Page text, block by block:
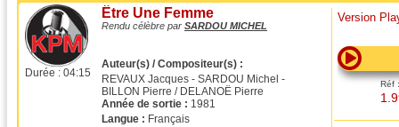
Durée : 04:15
Être Une Femme
Rendu célèbre par SARDOU MICHEL
Auteur(s) / Compositeur(s) :
REVAUX Jacques - SARDOU Michel -
BILLON Pierre / DELANOË Pierre
Année de sortie : 1981
Langue : Français
Version
Réf :